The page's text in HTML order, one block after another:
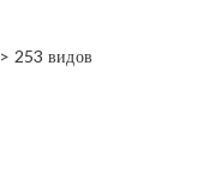
> 253 видов